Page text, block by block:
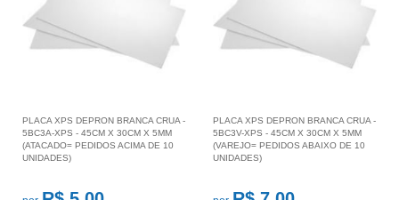
PLACA XPS DEPRON BRANCA CRUA -
5BC3A-XPS - 45CM X 30CM X 5MM
(ATACADO= PEDIDOS ACIMA DE 10
UNIDADES)
PLACA XPS DEPRON BRANCA CRUA -
5BC3V-XPS - 45CM X 30CM X 5MM
(VAREJO= PEDIDOS ABAIXO DE 10
UNIDADES)